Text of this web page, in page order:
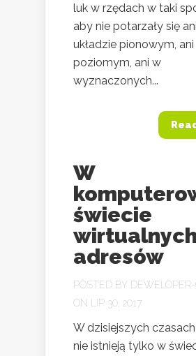
luk w rzędach w taki
aby nie potarzały się
układzie pionowym, ani
poziomym, ani w
wyznaczonych...
W
świecie
wirtualnych
adresów
POSTED BY DEWELOPER-
ON LIP 30, 2017
W dzisiejszych
nie istnieją tylko w